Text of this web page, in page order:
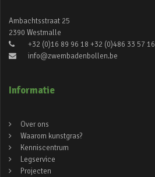
Ambachtsstraat 25
2390 Westmalle
+32 (0)16 89 96 18 +32 (0)486 33 57 16
info@zwembadenbollen.be
Informatie
Over ons
Waarom kunstgras?
Kenniscentrum
Legservice
Projecten